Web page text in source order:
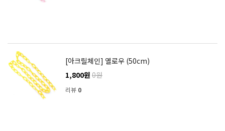
[아크릴체인] 옐로우 (50cm)
1,800원 0원
리뷰 0